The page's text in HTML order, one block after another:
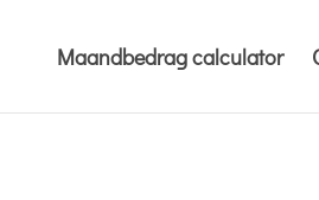
Maandbedrag calculator